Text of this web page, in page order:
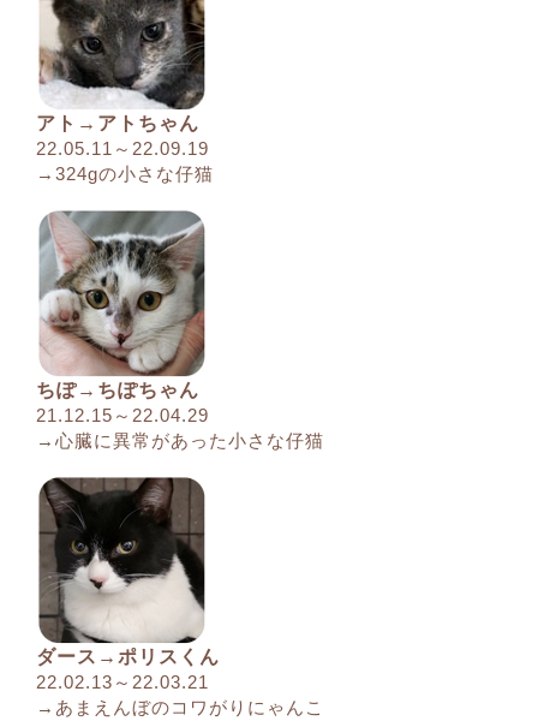
アト→アトちゃん
22.05.11～22.09.19
→324gの小さな仔猫
ちぽ→ちぽちゃん
21.12.15～22.04.29
→心臓に異常があった小さな仔猫
ダース→ポリスくん
22.02.13～22.03.21
→あまえんぼのコワがりにゃんこ